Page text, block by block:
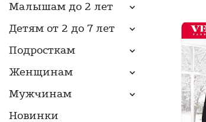
Новинки
Цена по
возрастанию
Цена по убыванию
Применить
APPOLON
Сбросить
Применить
Малышам до 2 лет
Детям от 2 до 7 лет
Подросткам
Женщинам
Мужчинам
Новинки